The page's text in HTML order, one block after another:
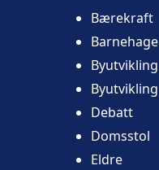
Bærekraft
Barnehage
Byutvikling
Byutvikling
Debatt
Domsstol
Eldre